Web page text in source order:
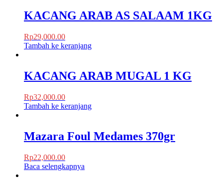
KACANG ARAB AS SALAAM 1KG
Rp29,000.00
Tambah ke keranjang
KACANG ARAB MUGAL 1 KG
Rp32,000.00
Tambah ke keranjang
Mazara Foul Medames 370gr
Rp22,000.00
Baca selengkapnya